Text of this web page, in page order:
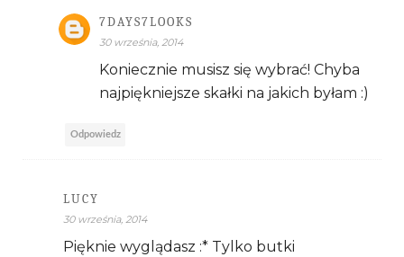
7DAYS7LOOKS
30 września, 2014
Koniecznie musisz się wybrać! Chyba
najpiękniejsze skałki na jakich byłam :)
Odpowiedz
LUCY
30 września, 2014
Pięknie wyglądasz :* Tylko butki